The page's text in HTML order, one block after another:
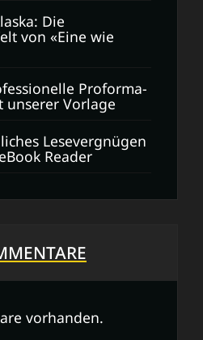
Die
von «Eine wie
Proforma-
unserer Vorlage
Lesevergnügen
Reader
vorhanden.